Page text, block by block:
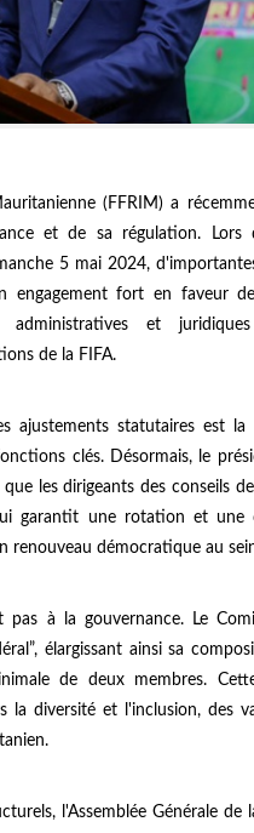
(FFRIM) a
et de sa régulation. Lors
5 mai 2024,
engagement fort en faveur
administratives et
de la FIFA.
ajustements statutaires est
clés. Désormais, le
les dirigeants des conseils
garantit une rotation et une
renouveau démocratique au
pas à la gouvernance. Le
élargissant ainsi sa
de deux membres.
la diversité et l'inclusion, des
l'Assemblée Générale de